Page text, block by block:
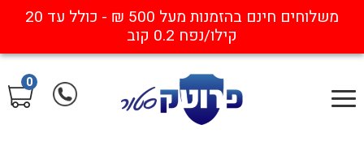
משלוחים חינם בהזמנות מעל 500 ₪ - כולל עד 20
קילו/נפח 0.2 קוב
0